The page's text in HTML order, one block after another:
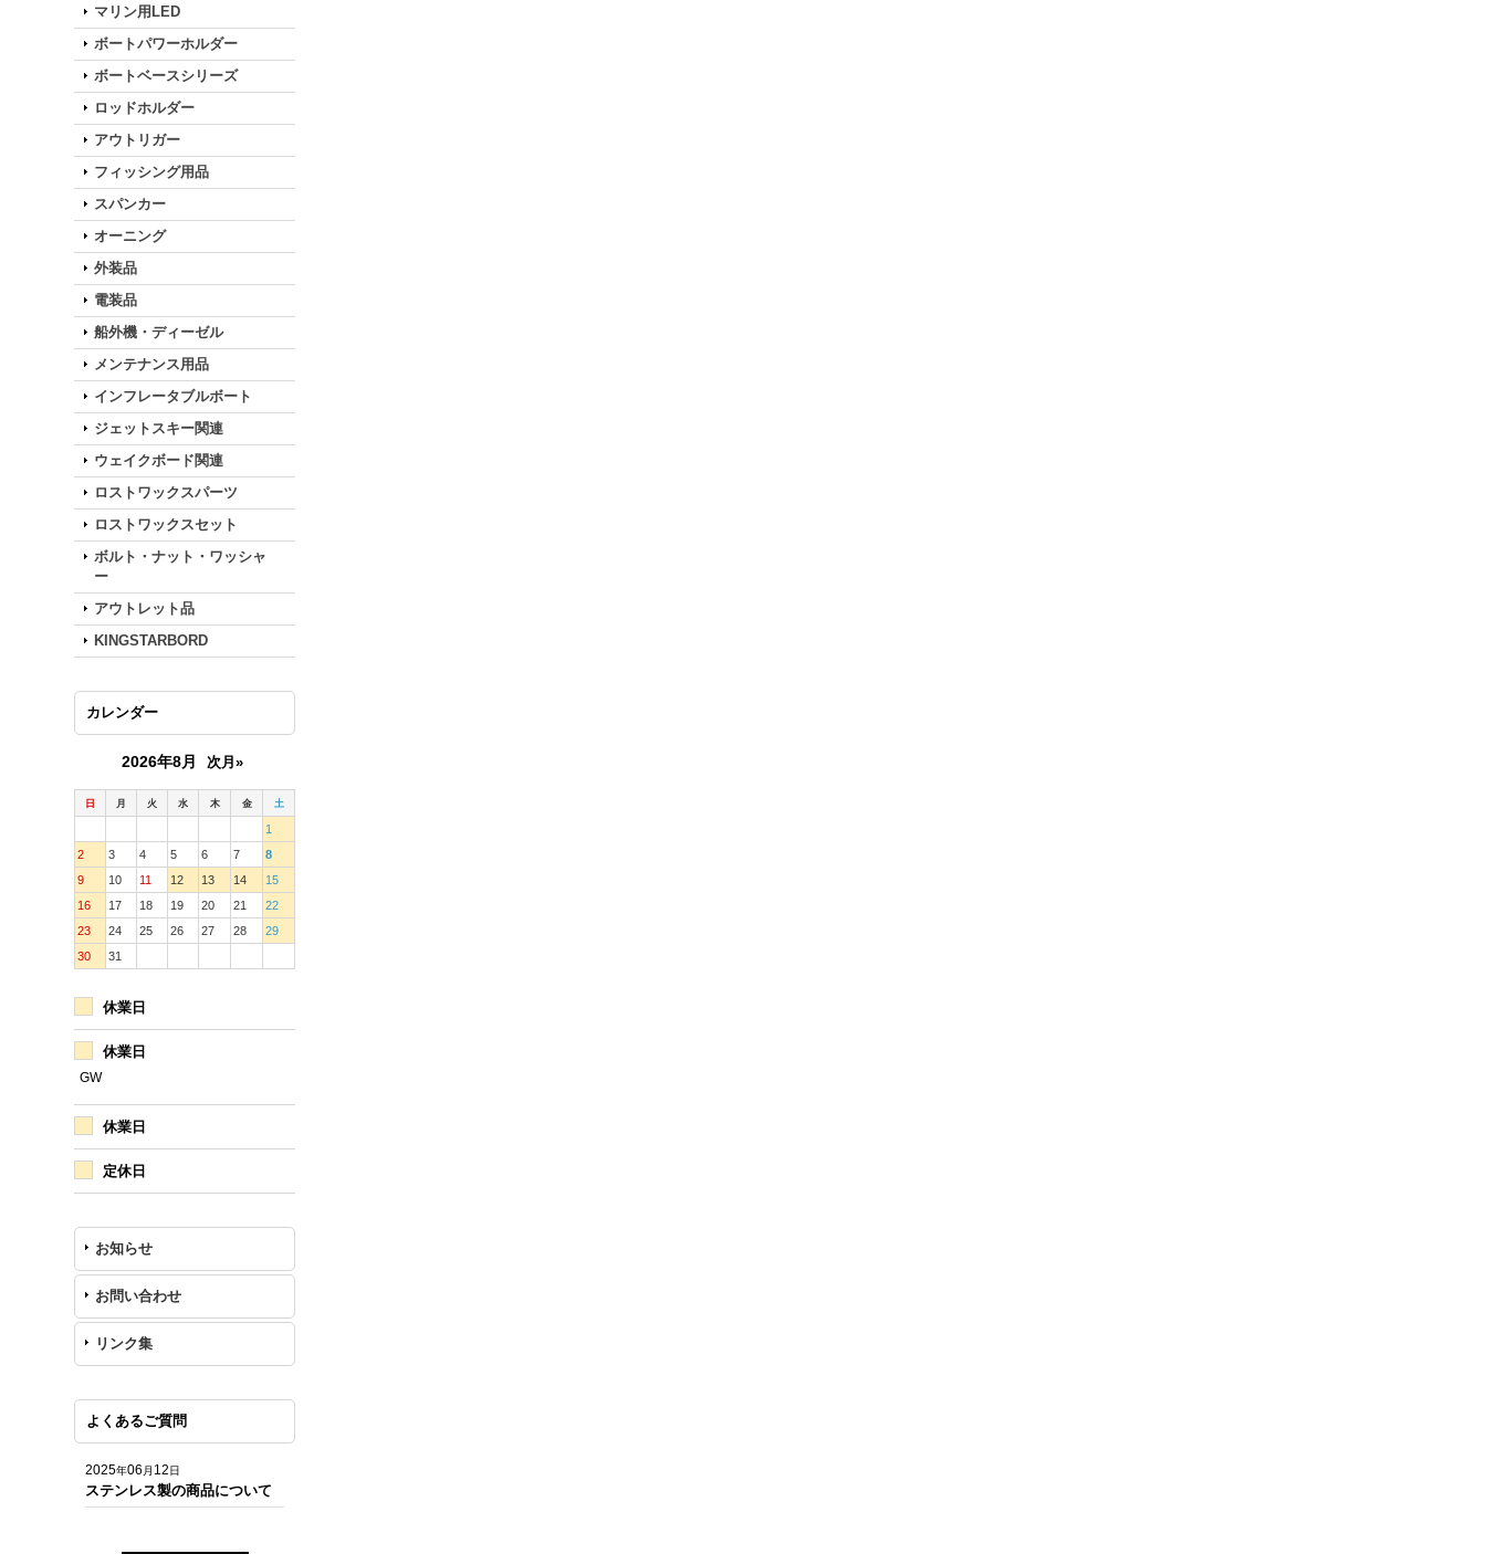
マリン用LED
ボートパワーホルダー
ボートベースシリーズ
ロッドホルダー
アウトリガー
フィッシング用品
スパンカー
オーニング
外装品
電装品
船外機・ディーゼル
メンテナンス用品
インフレータブルボート
ジェットスキー関連
ウェイクボード関連
ロストワックスパーツ
ロストワックスセット
ボルト・ナット・ワッシャ
ー
アウトレット品
KINGSTARBORD
カレンダー
2026年8月 次月»
日 月 火 水 木 金 土
1
2
3 4 5 6 7
8
9
10 11 12 13 14
15
16
17 18 19 20 21
22
23
24 25 26 27 28
29
30
31
休業日
休業日
GW
休業日
定休日
お知らせ
お問い合わせ
リンク集
よくあるご質問
2025年06 月 12日
ステンレス製の商品について